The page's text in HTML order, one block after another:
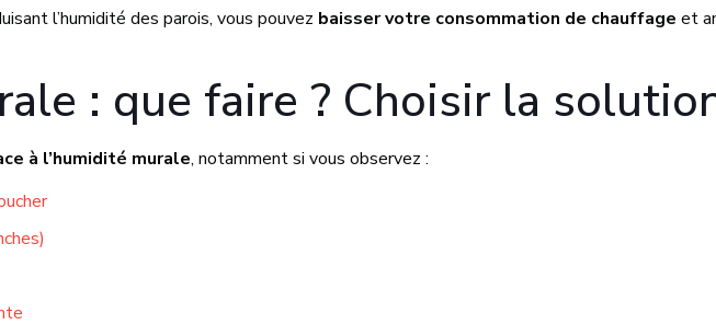
l’humidité des parois, vous pouvez baisser votre consommation de chauffage et
: que faire ? Choisir la
à l’humidité murale, notamment si vous observez :